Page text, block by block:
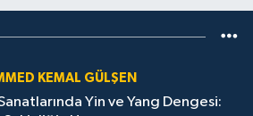
KEMAL GÜLŞEN
Yin ve Yang Dengesi: